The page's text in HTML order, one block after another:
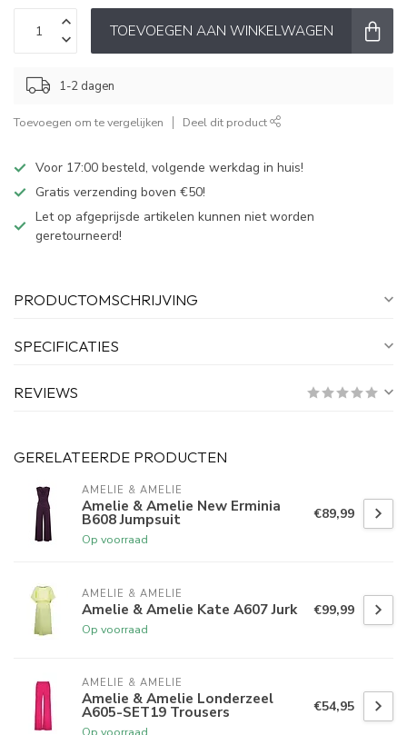
TOEVOEGEN AAN WINKELWAGEN
1-2 dagen
Toevoegen om te vergelijken Deel dit product
Voor 17:00 besteld, volgende werkdag in huis!
Gratis verzending boven €50!
Let op afgeprijsde artikelen kunnen niet worden
geretourneerd!
PRODUCTOMSCHRIJVING
SPECIFICATIES
REVIEWS
GERELATEERDE PRODUCTEN
AMELIE & AMELIE
Amelie & Amelie New Erminia
B608 Jumpsuit
Op voorraad
€89,99
AMELIE & AMELIE
Amelie & Amelie Kate A607 Jurk
Op voorraad
€99,99
AMELIE & AMELIE
Amelie & Amelie Londerzeel
A605-SET19 Trousers €54,95